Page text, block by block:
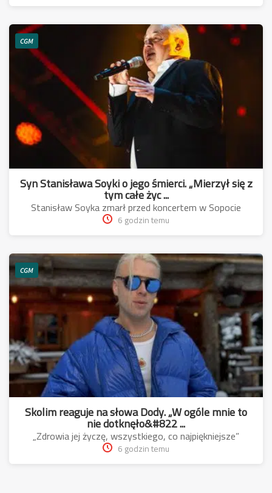
CGM
Syn Stanisława Soyki o jego śmierci. „Mierzył się z
tym całe życ ...
Stanisław Soyka zmarł przed koncertem w Sopocie
6 godzin temu
CGM
Skolim reaguje na słowa Dody. „W ogóle mnie to
nie dotknęło&#822 ...
„Zdrowia jej życzę, wszystkiego, co najpiękniejsze”
6 godzin temu